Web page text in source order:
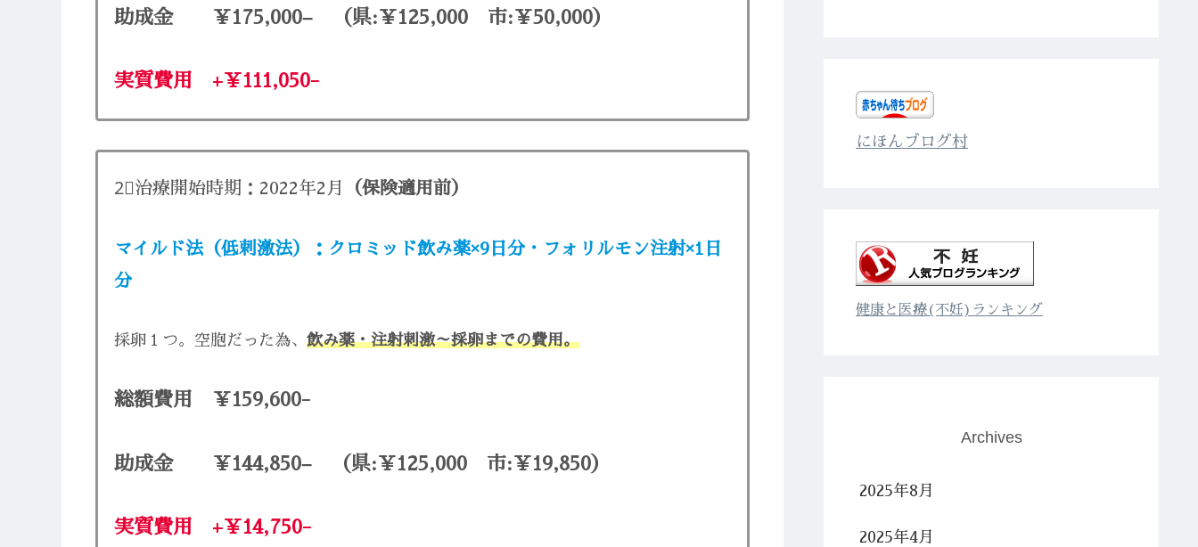
助成金 ￥175,000– （県:￥125,000 市:￥50,000）
実質費用 +￥111,050-
2⃣治療開始時期：2022年2月 （保険適用前）
マイルド法（低刺激法）： クロミッド飲み薬×9日分・フォリルモン注射×1日
分
採卵１つ。空胞だった為、 飲み薬・注射刺激～採卵までの費用。
総額費用 ￥159,600-
助成金 ￥144,850– （県:￥125,000 市:￥19,850）
実質費用 +￥14,750-
にほんブログ村
健康と医療(不妊)ランキング
Archives
2025年8月
2025年4月